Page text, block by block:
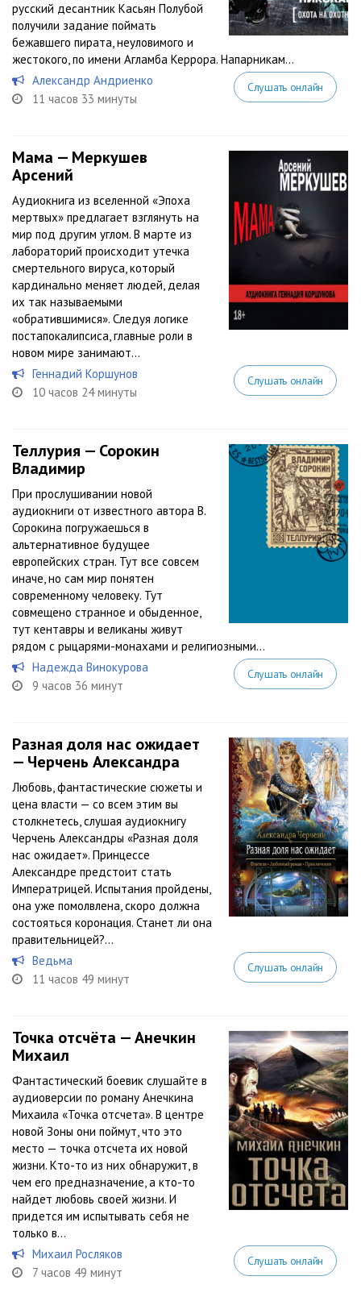
русский десантник Касьян Полубой
получили задание поймать
бежавшего пирата, неуловимого и
жестокого, по имени Агламба Керрора. Напарникам...
Александр Андриенко
11 часов 33 минуты
Слушать онлайн
Мама — Меркушев
Арсений
Аудиокнига из вселенной «Эпоха
мертвых» предлагает взглянуть на
мир под другим углом. В марте из
лабораторий происходит утечка
смертельного вируса, который
кардинально меняет людей, делая
их так называемыми
«обратившимися». Следуя логике
постапокалипсиса, главные роли в
новом мире занимают...
Геннадий Коршунов
10 часов 24 минуты
Слушать онлайн
Теллурия — Сорокин
Владимир
При прослушивании новой
аудиокниги от известного автора В.
Сорокина погружаешься в
альтернативное будущее
европейских стран. Тут все совсем
иначе, но сам мир понятен
современному человеку. Тут
совмещено странное и обыденное,
тут кентавры и великаны живут
рядом с рыцарями-монахами и религиозными...
Надежда Винокурова
9 часов 36 минут
Слушать онлайн
Разная доля нас ожидает
— Черчень Александра
Любовь, фантастические сюжеты и
цена власти — со всем этим вы
столкнетесь, слушая аудиокнигу
Черчень Александры «Разная доля
нас ожидает». Принцессе
Александре предстоит стать
Императрицей. Испытания пройдены,
она уже помолвлена, скоро должна
состояться коронация. Станет ли она
правительницей?...
Ведьма
11 часов 49 минут
Слушать онлайн
Точка отсчёта — Анечкин
Михаил
Фантастический боевик слушайте в
аудиоверсии по роману Анечкина
Михаила «Точка отсчета». В центре
новой Зоны они поймут, что это
место — точка отсчета их новой
жизни. Кто-то из них обнаружит, в
чем его предназначение, а кто-то
найдет любовь своей жизни. И
придется им испытывать себя не
только в...
Михаил Росляков
7 часов 49 минут
Слушать онлайн